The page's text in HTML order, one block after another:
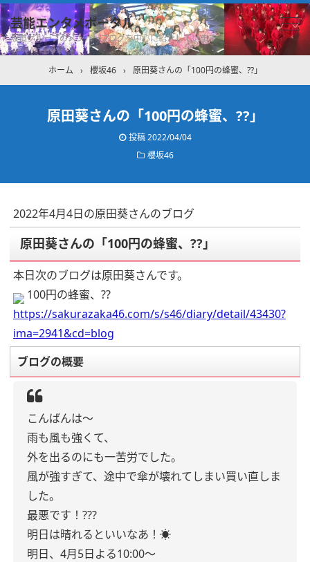
芸能エンタメポータル
坂道グループのメンバーブログを中心に紹介しています
ホーム › 櫻坂46 › 原田葵さんの「100円の蜂蜜、??」
原田葵さんの「100円の蜂蜜、??」
投稿2022/04/04
櫻坂46
2022年4月4日の原田葵さんのブログ
原田葵さんの「100円の蜂蜜、??」
本日次のブログは原田葵さんです。
100円の蜂蜜、??
https://sakurazaka46.com/s/s46/diary/detail/43430?
ima=2941&cd=blog
ブログの概要
こんばんは〜
雨も風も強くて、
外を出るのにも一苦労でした。
風が強すぎて、途中で傘が壊れてしまい買い直しま
した。
最悪です！???
明日は晴れるといいなあ！☀️
明日、4月5日よる10:00〜